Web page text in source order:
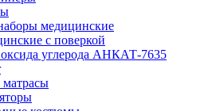
медицинские
с поверкой
углерода АНКАТ-7635